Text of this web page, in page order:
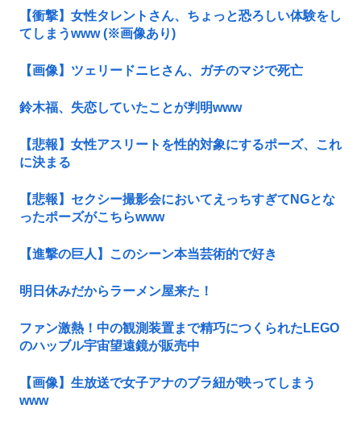
【衝撃】女性タレントさん、ちょっと恐ろしい体験をし
てしまうwww (※画像あり)
【画像】ツェリードニヒさん、ガチのマジで死亡
鈴木福、失恋していたことが判明www
【悲報】女性アスリートを性的対象にするポーズ、これ
に決まる
【悲報】セクシー撮影会においてえっちすぎてNGとな
ったポーズがこちらwww
【進撃の巨人】このシーン本当芸術的で好き
明日休みだからラーメン屋来た！
ファン激熱！中の観測装置まで精巧につくられたLEGO
のハッブル宇宙望遠鏡が販売中
【画像】生放送で女子アナのブラ紐が映ってしまう
www